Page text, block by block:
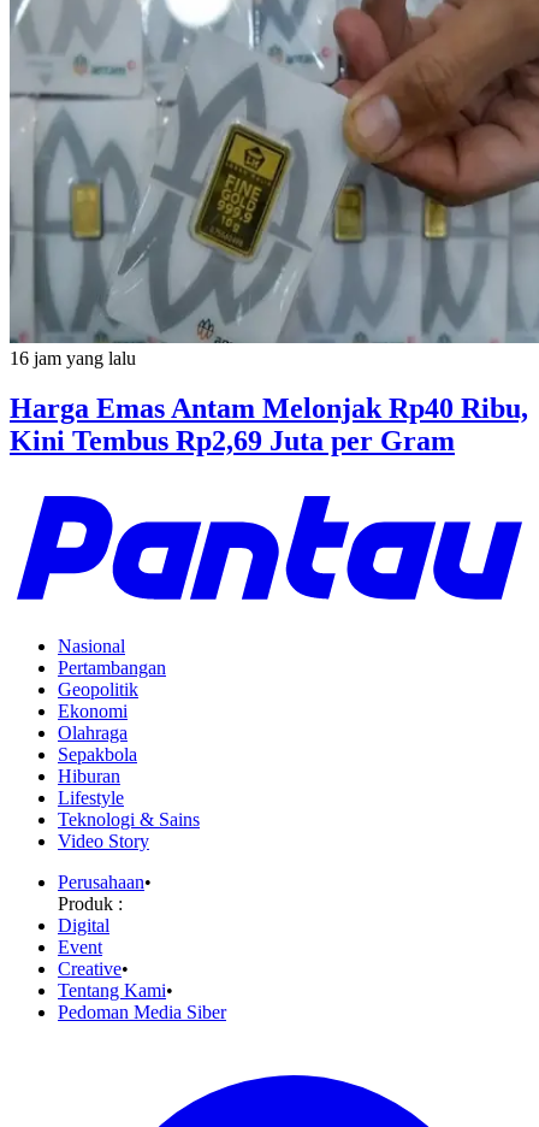
16 jam yang lalu
Harga Emas Antam Melonjak Rp40 Ribu,
Kini Tembus Rp2,69 Juta per Gram
Nasional
Pertambangan
Geopolitik
Ekonomi
Olahraga
Sepakbola
Hiburan
Lifestyle
Teknologi & Sains
Video Story
Perusahaan•
Produk :
Digital
Event
Creative•
Tentang Kami•
Pedoman Media Siber